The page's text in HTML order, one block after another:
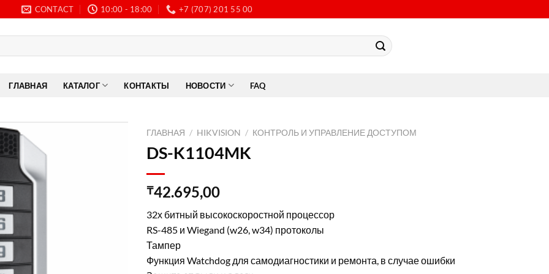
CONTACT 10:00 - 18:00 +7 (707) 201 55 00
ГЛАВНАЯ КАТАЛОГ КОНТАКТЫ НОВОСТИ FAQ
ГЛАВНАЯ / HIKVISION / КОНТРОЛЬ И УПРАВЛЕНИЕ ДОСТУПОМ
DS-K1104MK
₸42.695,00
32х битный высокоскоростной процессор
RS-485 и Wiegand (w26, w34) протоколы
Тампер
Функция Watchdog для самодиагностики и ремонта, в случае ошибки